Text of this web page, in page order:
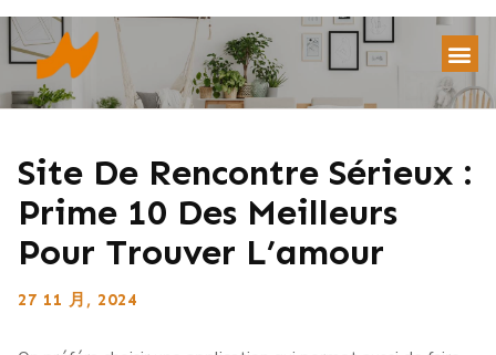
Site De Rencontre Sérieux :
Prime 10 Des Meilleurs
Pour Trouver L’amour
27 11 月, 2024